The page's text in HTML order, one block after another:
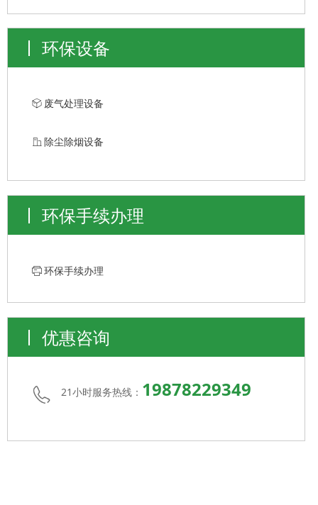
优惠咨询
21小时服务热线： 19878229349
环保设备
ꁦ 废气处理设备
ꀶ 除尘除烟设备
环保手续办理
ꁧ 环保手续办理